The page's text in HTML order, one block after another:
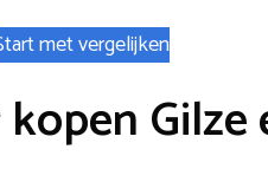
met vergelijken
Gilze